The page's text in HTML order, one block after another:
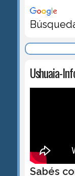
Ushuaia-
Sabés